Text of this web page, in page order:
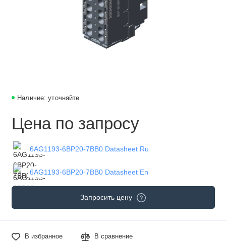
Наличие: уточняйте
Цена по запросу
6AG1193-6BP20-7BB0 Datasheet Ru
6AG1193-6BP20-7BB0 Datasheet En
Запросить цену
В избранное В сравнение